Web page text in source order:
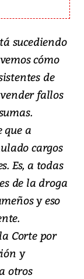
sucediendo
cómo
de
fallos
que a
cargos
Es, a todas
de la droga
y eso
Corte por
y
otros